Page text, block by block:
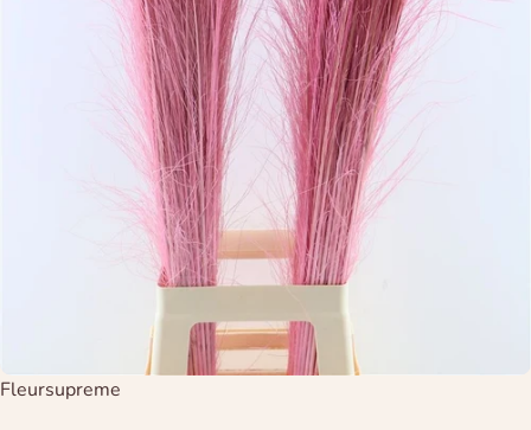
Leverancier:
Fleursupreme